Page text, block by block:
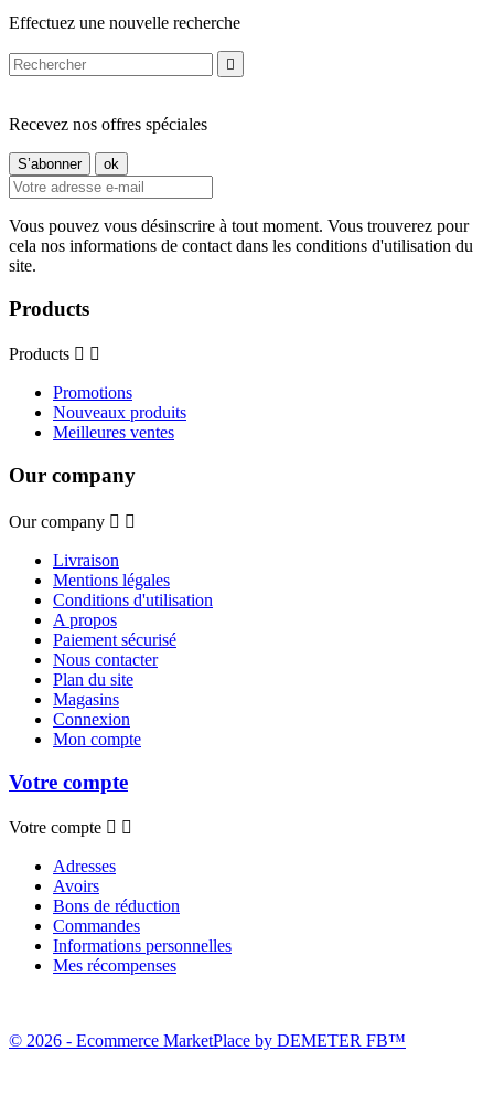
Effectuez une nouvelle recherche

Recevez nos offres spéciales
Vous pouvez vous désinscrire à tout moment. Vous trouverez pour
cela nos informations de contact dans les conditions d'utilisation du
site.
Products
Products  
Promotions
Nouveaux produits
Meilleures ventes
Our company
Our company  
Livraison
Mentions légales
Conditions d'utilisation
A propos
Paiement sécurisé
Nous contacter
Plan du site
Magasins
Connexion
Mon compte
Votre compte
Votre compte  
Adresses
Avoirs
Bons de réduction
Commandes
Informations personnelles
Mes récompenses
© 2026 - Ecommerce MarketPlace by DEMETER FB™